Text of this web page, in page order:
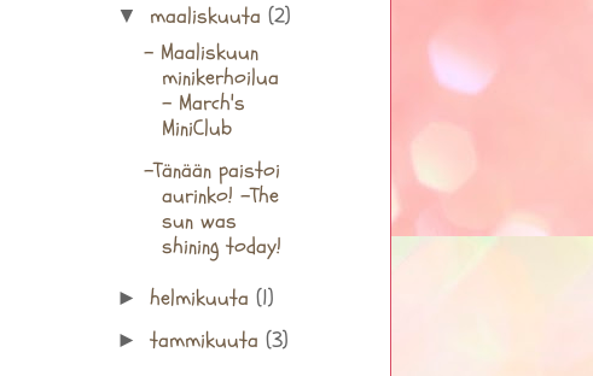
▼ maaliskuuta (2)
- Maaliskuun
minikerhoilua
- March's
MiniClub
-Tänään paistoi
aurinko! -The
sun was
shining today!
► helmikuuta (1)
► tammikuuta (3)